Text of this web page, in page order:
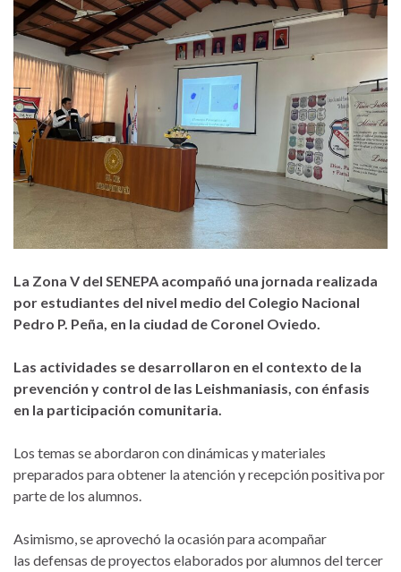
La Zona V del SENEPA acompañó una jornada realizada
por estudiantes del nivel medio del Colegio Nacional
Pedro P. Peña, en la ciudad de Coronel Oviedo.
Las actividades se desarrollaron en el contexto de la
prevención y control de las Leishmaniasis, con énfasis
en la participación comunitaria.
Los temas se abordaron con dinámicas y materiales
preparados para obtener la atención y recepción positiva por
parte de los alumnos.
Asimismo, se aprovechó la ocasión para acompañar
las defensas de proyectos elaborados por alumnos del tercer